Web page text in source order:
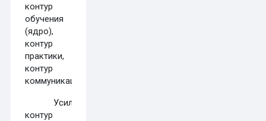
контур
обучения
(ядро),
контур
практики,
контур
коммуникации.
Усилители:
контур